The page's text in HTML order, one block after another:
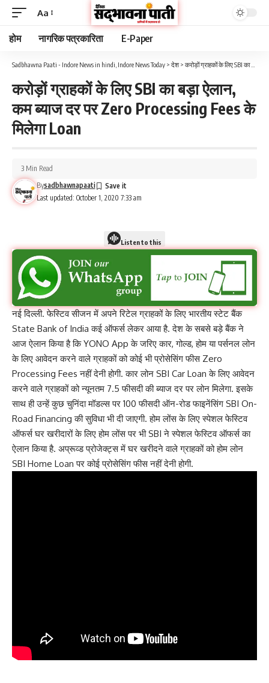
Aa
होम नागरिक पत्रकारिता E-Paper
Sadbhawna Paati - Indore News in hindi, Indore News Today > देश> करोड़ों ग्राहकों के लिए SBI का बड़ा ऐलान, कम ब्याज दर पर Zero Processing Fees के मिलेगा Loan
करोड़ों ग्राहकों के लिए SBI का बड़ा ऐलान,
कम ब्याज दर पर Zero Processing Fees के
मिलेगा Loan
Last updated: October 1, 2020 7:33 am
Bysadbhawnapaati
3 Min Read
Listen to this
नई दिल्ली. फेस्टिव सीजन में अपने रिटेल ग्राहकों के लिए भारतीय स्टेट बैंक
State Bank of India कई ऑफर्स लेकर आया है. देश के सबसे बड़े बैंक ने
आज ऐलान किया है कि YONO App के जरिए कार, गोल्ड, होम या पर्सनल लोन
के लिए आवेदन करने वाले ग्राहकों को कोई भी प्रोसेसिंग फीस Zero
Processing Fees नहीं देनी होगी. कार लोन SBI Car Loan के लिए आवेदन
करने वाले ग्राहकों को न्यूनतम 7.5 फीसदी की ब्याज दर पर लोन मिलेगा. इसके
साथ ही उन्हें कुछ चुनिंदा मॉडल्स पर 100 फीसदी ऑन-रोड फाइनेंसिंग SBI On-
Road Financing की सुविधा भी दी जाएगी. होम लोंस के लिए स्पेशल फेस्टिव
ऑफर्स घर खरीदारों के लिए होम लोंस पर भी SBI ने स्पेशल फेस्टिव ऑफर्स का
ऐलान किया है. अप्रूव्ड प्रोजेक्ट्स में घर खरीदने वाले ग्राहकों को होम लोन
SBI Home Loan पर कोई प्रोसेसिंग फीस नहीं देनी होगी.